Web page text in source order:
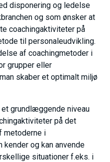
disponering og ledelse
og som ønsker at
coachingaktiviteter på
til personaleudvikling.
af coachingmetoder i
grupper eller
skaber et optimalt miljø
grundlæggende niveau
på det
metoderne i
kender og kan anvende
situationer f.eks. i